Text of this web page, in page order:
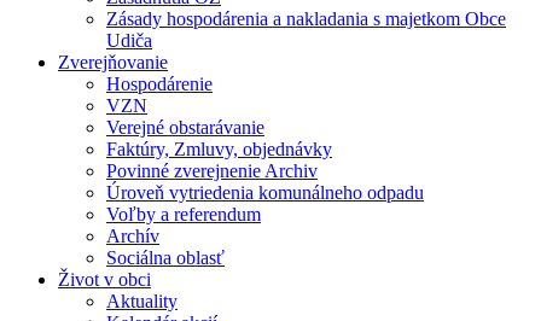
Zásady hospodárenia a nakladania s majetkom Obce
Udiča
Zverejňovanie
Hospodárenie
VZN
Verejné obstarávanie
Faktúry, Zmluvy, objednávky
Povinné zverejnenie Archiv
Úroveň vytriedenia komunálneho odpadu
Voľby a referendum
Archív
Sociálna oblasť
Život v obci
Aktuality